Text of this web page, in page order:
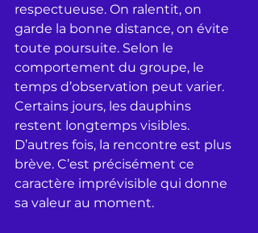
respectueuse. On ralentit, on
garde la bonne distance, on évite
toute poursuite. Selon le
comportement du groupe, le
temps d’observation peut varier.
Certains jours, les dauphins
restent longtemps visibles.
D’autres fois, la rencontre est plus
brève. C’est précisément ce
caractère imprévisible qui donne
sa valeur au moment.